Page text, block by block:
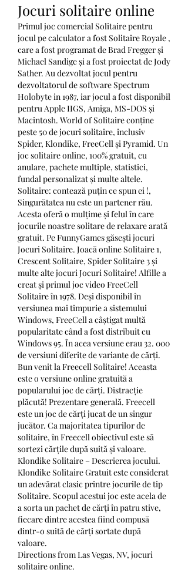
Jocuri solitaire online
Primul joc comercial Solitaire pentru
jocul pe calculator a fost Solitaire Royale ,
care a fost programat de Brad Fregger și
Michael Sandige și a fost proiectat de Jody
Sather. Au dezvoltat jocul pentru
dezvoltatorul de software Spectrum
Holobyte in 1987, iar jocul a fost disponibil
pentru Apple IIGS, Amiga, MS-DOS și
Macintosh. World of Solitaire conține
peste 50 de jocuri solitaire, inclusiv
Spider, Klondike, FreeCell și Pyramid. Un
joc solitaire online, 100% gratuit, cu
anulare, pachete multiple, statistici,
fundal personalizat și multe altele.
Solitaire: contează puțin ce spun ei !,
Singurătatea nu este un partener rău.
Acesta oferă o mulțime și felul în care
jocurile noastre solitare de relaxare arată
gratuit. Pe FunnyGames găsești jocuri
Jocuri Solitaire. Joacă online Solitaire 1,
Crescent Solitaire, Spider Solitaire 3 și
multe alte jocuri Jocuri Solitaire! Alfille a
creat și primul joc video FreeCell
Solitaire în 1978. Deși disponibil în
versiunea mai timpurie a sistemului
Windows, FreeCell a câștigat multă
popularitate când a fost distribuit cu
Windows 95. În acea versiune erau 32. 000
de versiuni diferite de variante de cărți.
Bun venit la Freecell Solitaire! Aceasta
este o versiune online gratuită a
popularului joc de cărți. Distracție
plăcută! Prezentare generală. Freecell
este un joc de cărți jucat de un singur
jucător. Ca majoritatea tipurilor de
solitaire, în Freecell obiectivul este să
sortezi cărțile după suită și valoare.
Klondike Solitaire – Descrierea jocului.
Klondike Solitaire Gratuit este considerat
un adevărat clasic printre jocurile de tip
Solitaire. Scopul acestui joc este acela de
a sorta un pachet de cărți în patru stive,
fiecare dintre acestea fiind compusă
dintr-o suită de cărți sortate după
valoare.
Directions from Las Vegas, NV, jocuri
solitaire online.